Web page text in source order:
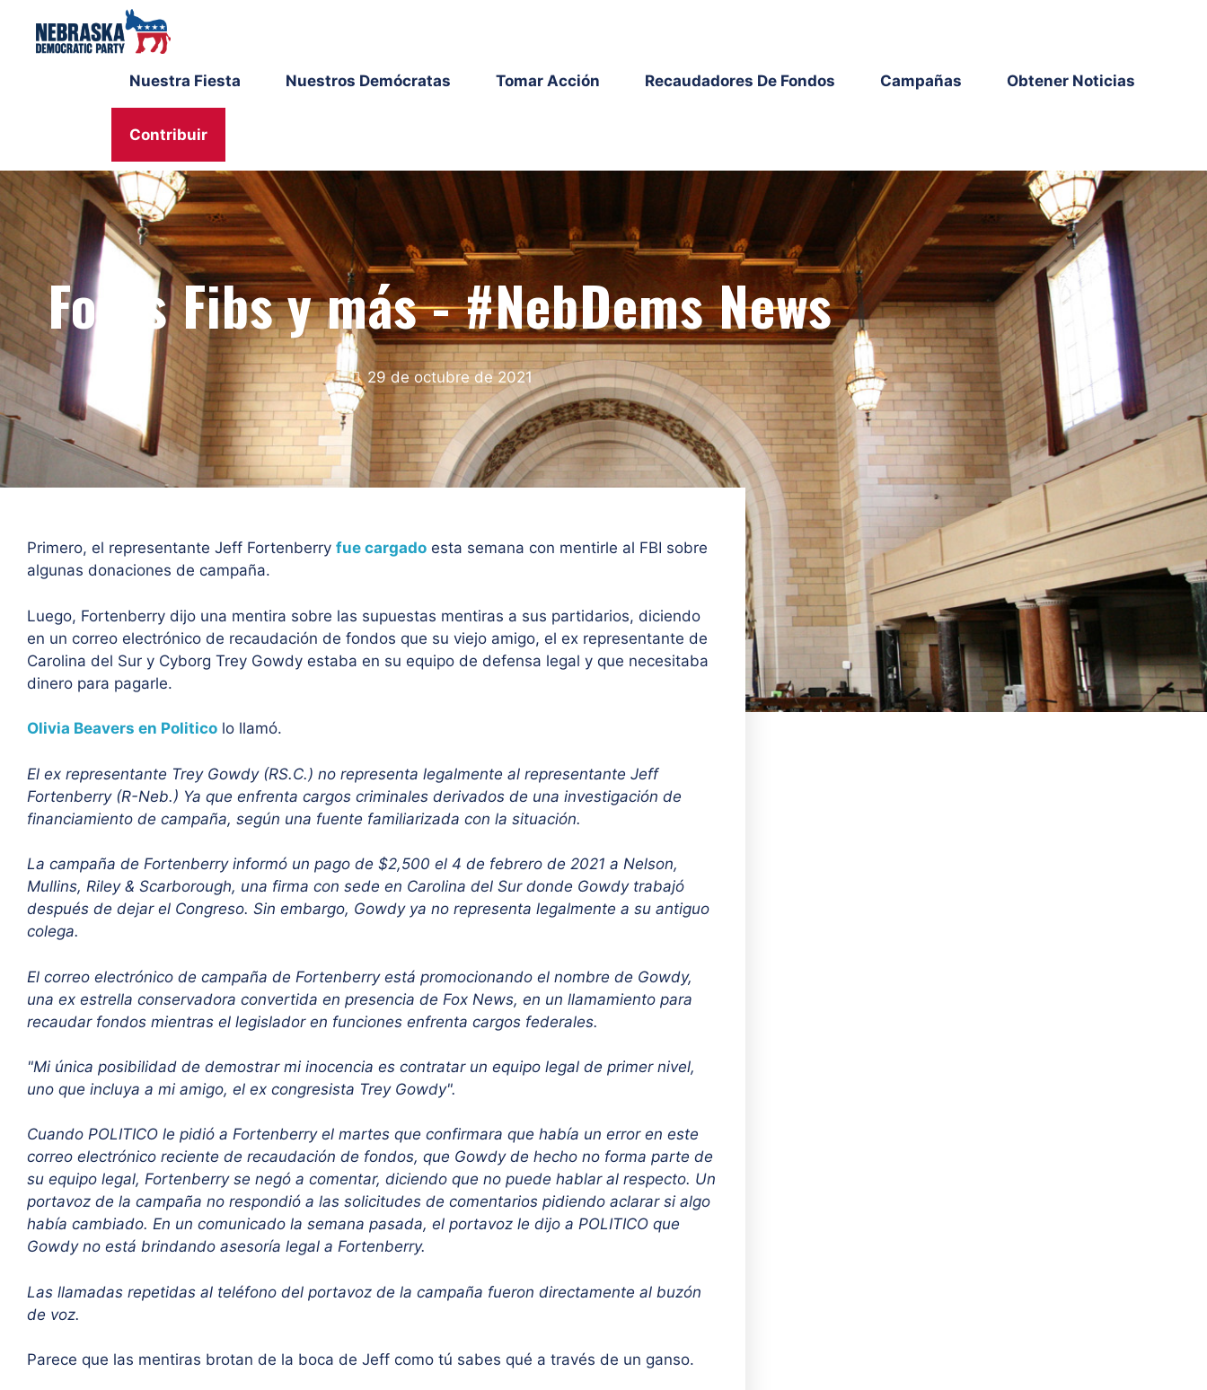
Nuestra Fiesta Nuestros Demócratas Tomar Acción Recaudadores De Fondos Campañas Obtener Noticias
Contribuir
Fort's Fibs y más - #NebDems News
29 de octubre de 2021
Primero, el representante Jeff Fortenberry fue cargado esta semana con mentirle al FBI sobre
algunas donaciones de campaña.
Luego, Fortenberry dijo una mentira sobre las supuestas mentiras a sus partidarios, diciendo
en un correo electrónico de recaudación de fondos que su viejo amigo, el ex representante de
Carolina del Sur y Cyborg Trey Gowdy estaba en su equipo de defensa legal y que necesitaba
dinero para pagarle.
Olivia Beavers en Politico lo llamó.
El ex representante Trey Gowdy (RS.C.) no representa legalmente al representante Jeff
Fortenberry (R-Neb.) Ya que enfrenta cargos criminales derivados de una investigación de
financiamiento de campaña, según una fuente familiarizada con la situación.
La campaña de Fortenberry informó un pago de $2,500 el 4 de febrero de 2021 a Nelson,
Mullins, Riley & Scarborough, una firma con sede en Carolina del Sur donde Gowdy trabajó
después de dejar el Congreso. Sin embargo, Gowdy ya no representa legalmente a su antiguo
colega.
El correo electrónico de campaña de Fortenberry está promocionando el nombre de Gowdy,
una ex estrella conservadora convertida en presencia de Fox News, en un llamamiento para
recaudar fondos mientras el legislador en funciones enfrenta cargos federales.
"Mi única posibilidad de demostrar mi inocencia es contratar un equipo legal de primer nivel,
uno que incluya a mi amigo, el ex congresista Trey Gowdy".
Cuando POLITICO le pidió a Fortenberry el martes que confirmara que había un error en este
correo electrónico reciente de recaudación de fondos, que Gowdy de hecho no forma parte de
su equipo legal, Fortenberry se negó a comentar, diciendo que no puede hablar al respecto. Un
portavoz de la campaña no respondió a las solicitudes de comentarios pidiendo aclarar si algo
había cambiado. En un comunicado la semana pasada, el portavoz le dijo a POLITICO que
Gowdy no está brindando asesoría legal a Fortenberry.
Las llamadas repetidas al teléfono del portavoz de la campaña fueron directamente al buzón
de voz.
Parece que las mentiras brotan de la boca de Jeff como tú sabes qué a través de un ganso.